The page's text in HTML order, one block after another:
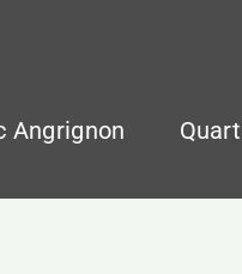
Angrignon